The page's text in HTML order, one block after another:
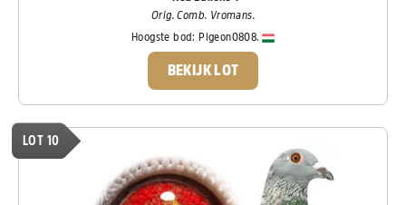
Orig. Comb. Vromans.
Hoogste bod: Pigeon0808.
BEKIJK LOT
LOT 10